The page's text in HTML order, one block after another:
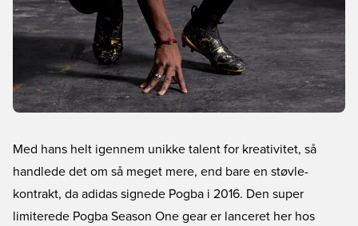
Med hans helt igennem unikke talent for kreativitet, så
handlede det om så meget mere, end bare en støvle-
kontrakt, da adidas signede Pogba i 2016. Den super
limiterede Pogba Season One gear er lanceret her hos